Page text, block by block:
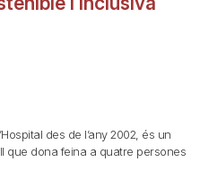
des de l’any 2002, és un
que dona feina a quatre persones